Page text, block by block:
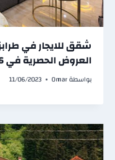
شقق للايجار في
العروض الحصرية في 2026
بواسطةOmar
11/06/2023